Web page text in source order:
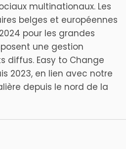
multinationaux. Les
belges et européennes
pour les grandes
une gestion
diffus. Easy to Change
2023, en lien avec notre
depuis le nord de la